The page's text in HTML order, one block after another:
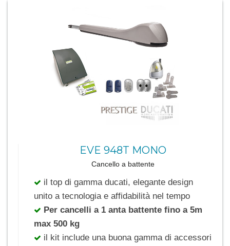
EVE 948T MONO
Cancello a battente
il top di gamma ducati, elegante design
unito a tecnologia e affidabilità nel tempo
Per cancelli a 1 anta battente fino a 5m
max 500 kg
il kit include una buona gamma di accessori